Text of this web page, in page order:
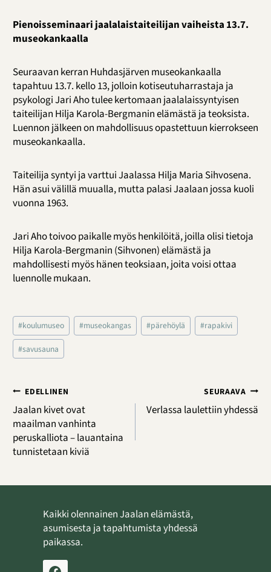
Pienoisseminaari jaalalaistaiteilijan vaiheista 13.7.
museokankaalla
Seuraavan kerran Huhdasjärven museokankaalla
tapahtuu 13.7. kello 13, jolloin kotiseutuharrastaja ja
psykologi Jari Aho tulee kertomaan jaalalaissyntyisen
taiteilijan Hilja Karola-Bergmanin elämästä ja teoksista.
Luennon jälkeen on mahdollisuus opastettuun kierrokseen
museokankaalla.
Taiteilija syntyi ja varttui Jaalassa Hilja Maria Sihvosena.
Hän asui välillä muualla, mutta palasi Jaalaan jossa kuoli
vuonna 1963.
Jari Aho toivoo paikalle myös henkilöitä, joilla olisi tietoja
Hilja Karola-Bergmanin (Sihvonen) elämästä ja
mahdollisesti myös hänen teoksiaan, joita voisi ottaa
luennolle mukaan.
Avainsanat:
#koulumuseo #museokangas #pärehöylä #rapakivi
#savusauna
Artikkelien
selaus
EDELLINEN
Jaalan kivet ovat
maailman vanhinta
peruskalliota – lauantaina
tunnistetaan kiviä
SEURAAVA
Verlassa laulettiin yhdessä
Kaikki olennainen Jaalan elämästä,
asumisesta ja tapahtumista yhdessä
paikassa.